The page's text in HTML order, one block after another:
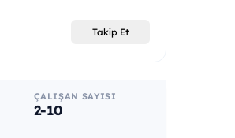
Takip Et
ÇALIŞAN SAYISI
2-10